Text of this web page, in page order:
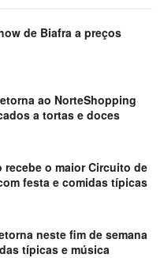
de Biafra a preços
ao NorteShopping
a tortas e doces
recebe o maior Circuito de
festa e comidas típicas
neste fim de semana
típicas e música